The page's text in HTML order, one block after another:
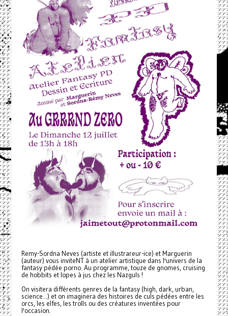
Remy-Sordna Neves (artiste et illustrareur-ice) et Marguerin
(auteur) vous inviteNT à un atelier artistique dans l'univers de la
fantasy pédée porno. Au programme, touze de gnomes, cruising
de hobbits et lopes à jus chez les Nazguls !
On visitera différents genres de la fantasy (high, dark, urban,
science...) et on imaginera des histoires de culs pédées entre les
orcs, les elfes, les trolls ou des créatures inventées pour
l'occasion.